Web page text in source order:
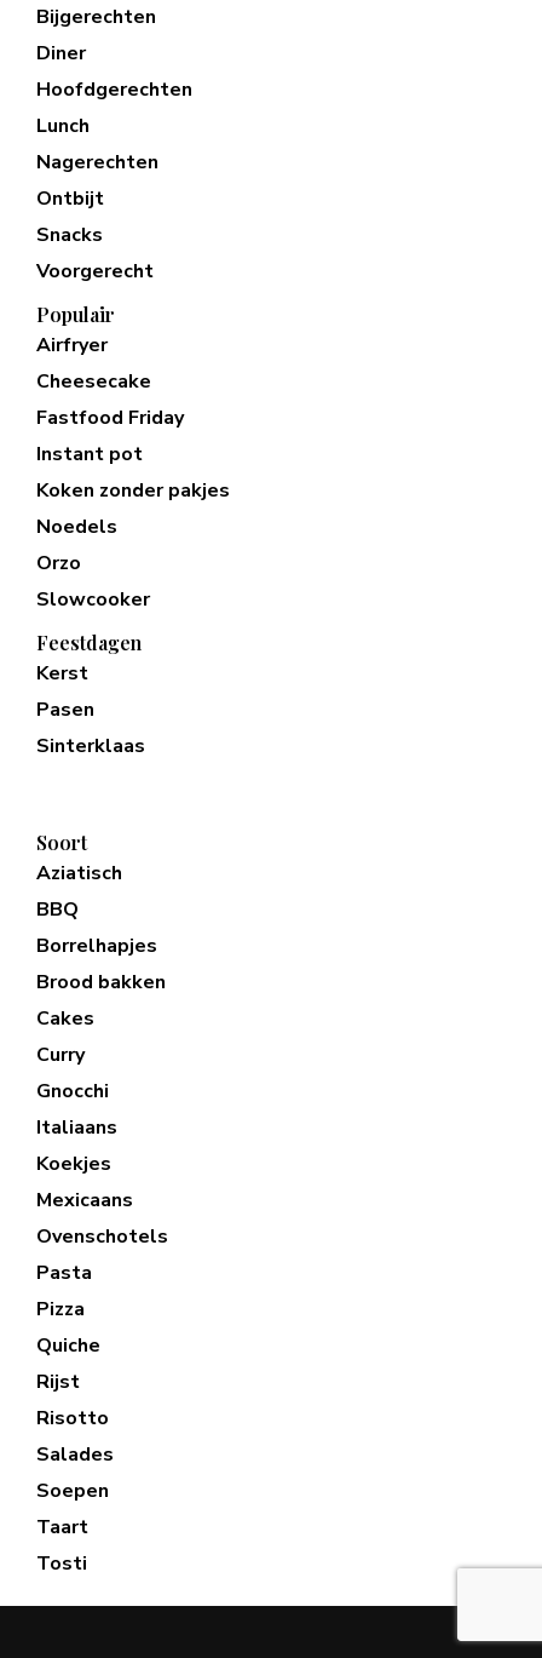
Bijgerechten
Diner
Hoofdgerechten
Lunch
Nagerechten
Ontbijt
Snacks
Voorgerecht
Populair
Airfryer
Cheesecake
Fastfood Friday
Instant pot
Koken zonder pakjes
Noedels
Orzo
Slowcooker
Feestdagen
Kerst
Pasen
Sinterklaas
Soort
Aziatisch
BBQ
Borrelhapjes
Brood bakken
Cakes
Curry
Gnocchi
Italiaans
Koekjes
Mexicaans
Ovenschotels
Pasta
Pizza
Quiche
Rijst
Risotto
Salades
Soepen
Taart
Tosti